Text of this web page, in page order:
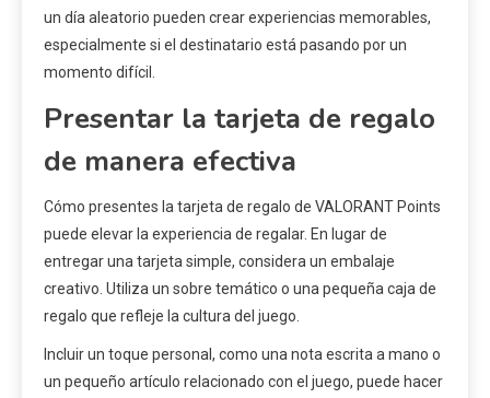
un día aleatorio pueden crear experiencias memorables,
especialmente si el destinatario está pasando por un
momento difícil.
Presentar la tarjeta de regalo
de manera efectiva
Cómo presentes la tarjeta de regalo de VALORANT Points
puede elevar la experiencia de regalar. En lugar de
entregar una tarjeta simple, considera un embalaje
creativo. Utiliza un sobre temático o una pequeña caja de
regalo que refleje la cultura del juego.
Incluir un toque personal, como una nota escrita a mano o
un pequeño artículo relacionado con el juego, puede hacer